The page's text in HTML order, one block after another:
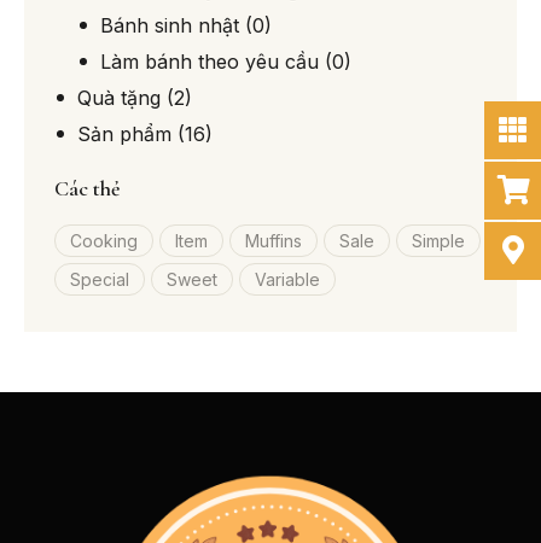
Bánh sinh nhật (0)
Làm bánh theo yêu cầu (0)
Quà tặng (2)
Sản phẩm (16)
Các thẻ
Cooking Item Muffins Sale
Simple
Special
Sweet Variable